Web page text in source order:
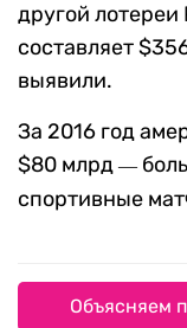
другой
составляет
выявили.
За 2016 год
$80 млрд —
спортивные
Объясняем